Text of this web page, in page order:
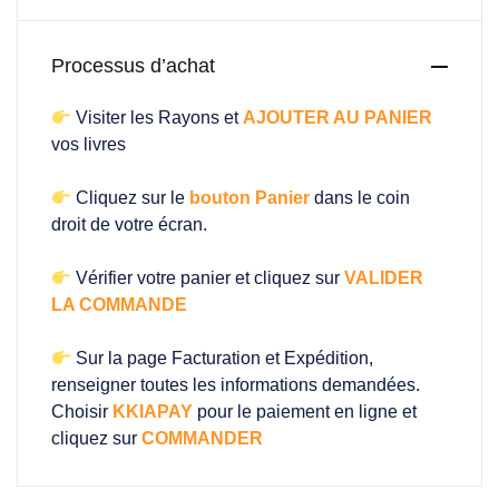
Processus d’achat
Visiter les Rayons et AJOUTER AU PANIER
vos livres
Cliquez sur le bouton Panier dans le coin
droit de votre écran.
Vérifier votre panier et cliquez surVALIDER
LA COMMANDE
Sur la page Facturation et Expédition,
renseigner toutes les informations demandées.
Choisir KKIAPAY pour le paiement en ligne et
cliquez sur COMMANDER